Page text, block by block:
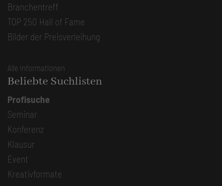
Branchentreff
TOP 250 Hall of Fame
Bilder der Preisverleihung
Alle Informationen
Beliebte Suchlisten
Profisuche
Seminar
Konferenz
Klausur
Event
Kreativformate